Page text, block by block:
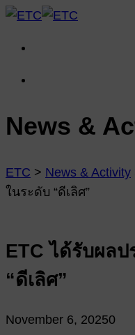
News &
ETC > News & Activity
ในระดับ “ดีเลิศ”
ETC ได้รับผลป
“ดีเลิศ”
November 6, 20250